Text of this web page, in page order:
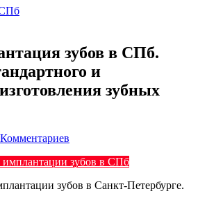
зубов в СПб.
и
зубных
зубов в СПб
зубов в Санкт-Петербурге.